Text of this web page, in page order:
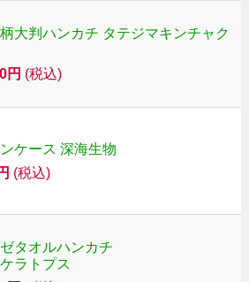
大判ハンカチ タテジマキンチャク
円 (税込)
ケース 深海生物
(税込)
タオルハンカチ
ケラトプス